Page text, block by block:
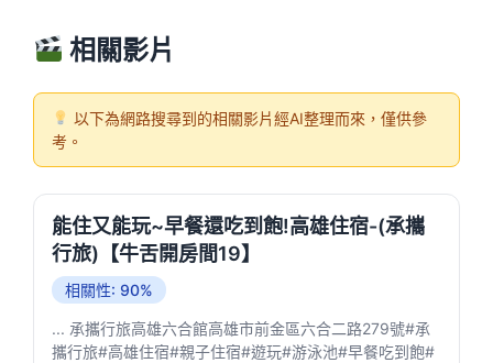
相關影片
以下為網路搜尋到的相關影片經AI整理而來，僅供參
考。
能住又能玩~早餐還吃到飽!高雄住宿-(承攜
行旅)【牛舌開房間19】
相關性: 90%
... 承攜行旅高雄六合館高雄市前金區六合二路279號#承
攜行旅#高雄住宿#親子住宿#遊玩#游泳池#早餐吃到飽#